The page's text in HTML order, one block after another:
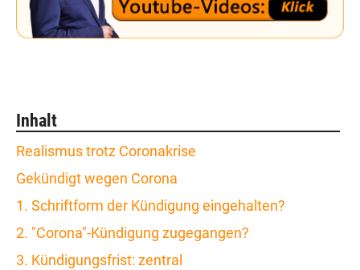
Inhalt
Realismus trotz Coronakrise
Gekündigt wegen Corona
1. Schriftform der Kündigung eingehalten?
2. "Corona"-Kündigung zugegangen?
3. Kündigungsfrist: zentral